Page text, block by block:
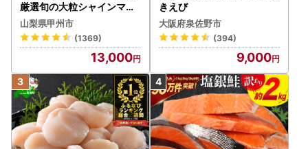
厳選旬の大粒シャインマス
カット 約1.3kg 2～3房【2
026年発送】（MG）B12-
472 FN-Limited-VO シャ
インマスカット フルーツ
山梨県甲州市
(1369)
13,000
きえび
大阪府泉佐野市
(394)
9,000